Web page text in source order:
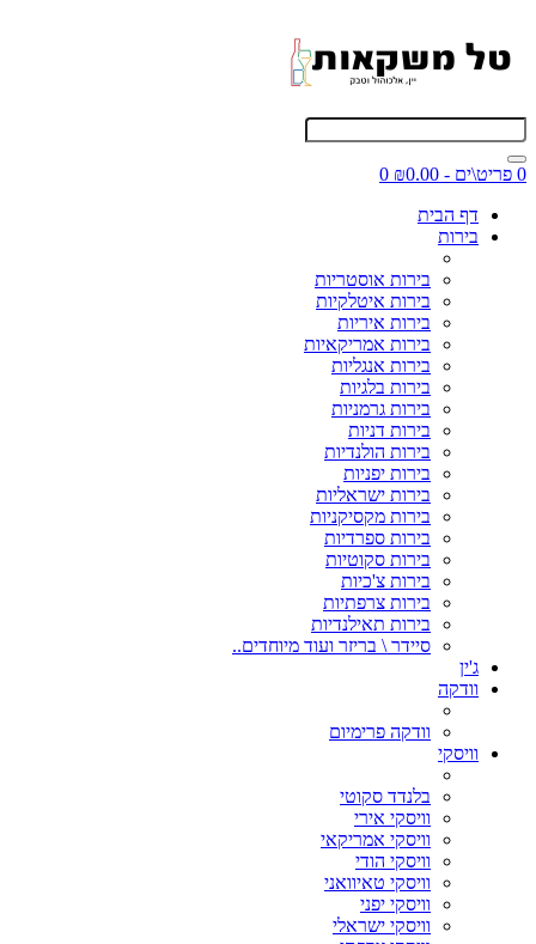
0 פריט\ים - ₪0.00
0
דף הבית
בירות
בירות אוסטריות
בירות איטלקיות
בירות איריות
בירות אמריקאיות
בירות אנגליות
בירות בלגיות
בירות גרמניות
בירות דניות
בירות הולנדיות
בירות יפניות
בירות ישראליות
בירות מקסיקניות
בירות ספרדיות
בירות סקוטיות
בירות צ'כיות
בירות צרפתיות
בירות תאילנדיות
סיידר \ בריזר ועוד מיוחדים..
ג'ין
וודקה
וודקה פרימיום
וויסקי
בלנדד סקוטי
וויסקי אירי
וויסקי אמריקאי
וויסקי הודי
וויסקי טאיוואני
וויסקי יפני
וויסקי ישראלי